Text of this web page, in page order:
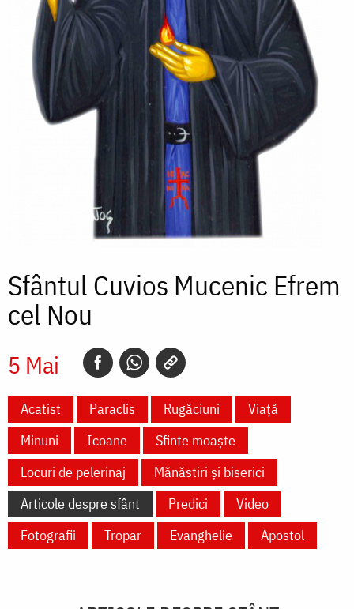
Sfântul Cuvios Mucenic Efrem
cel Nou
5 Mai
Acatist Paraclis Rugăciuni
Viață
Minuni
Icoane
Sfinte moaște
Locuri de pelerinaj
Mănăstiri și biserici
Articole despre sfânt
Predici
Video
Fotografii
Tropar Evanghelie Apostol